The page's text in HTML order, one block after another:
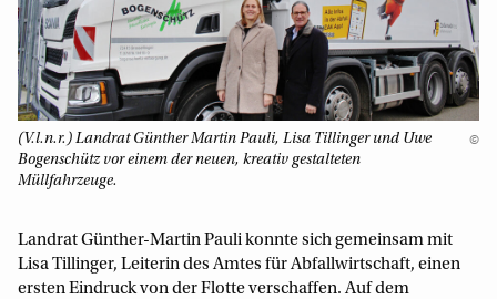
(V.l.n.r.) Landrat Günther Martin Pauli, Lisa Tillinger und Uwe
Bogenschütz vor einem der neuen, kreativ gestalteten
Müllfahrzeuge.
©
Landrat Günther-Martin Pauli konnte sich gemeinsam mit
Lisa Tillinger, Leiterin des Amtes für Abfallwirtschaft, einen
ersten Eindruck von der Flotte verschaffen. Auf dem